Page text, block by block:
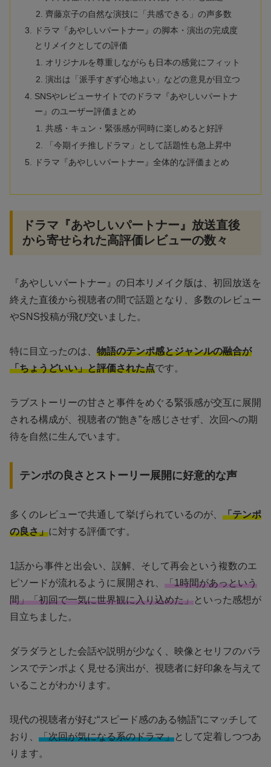
齊藤京子の自然な演技に「共感できる」の声多数
ドラマ『あやしいパートナー』の脚本・演出の完成度
とリメイクとしての評価
オリジナルを尊重しながらも日本の感覚にフィット
演出は「派手すぎず心地よい」などの意見が目立つ
SNSやレビューサイトでのドラマ『あやしいパートナ
ー』のユーザー評価まとめ
共感・キュン・緊張感が同時に楽しめると好評
「今期イチ推しドラマ」として話題性も急上昇中
ドラマ『あやしいパートナー』全体的な評価まとめ
ドラマ『あやしいパートナー』放送直後
から寄せられた高評価レビューの数々
『あやしいパートナー』の日本リメイク版は、初回放送を
終えた直後から視聴者の間で話題となり、多数のレビュー
やSNS投稿が飛び交いました。
特に目立ったのは、 物語のテンポ感とジャンルの融合が
「ちょうどいい」と評価された点です。
ラブストーリーの甘さと事件をめぐる緊張感が交互に展開
される構成が、視聴者の“飽き”を感じさせず、次回への期
待を自然に生んでいます。
テンポの良さとストーリー展開に好意的な声
多くのレビューで共通して挙げられているのが、 「テンポ
の良さ」に対する評価です。
1話から事件と出会い、誤解、そして再会という複数のエ
ピソードが流れるように展開され、 「1時間があっという
間」「初回で一気に世界観に入り込めた」といった感想が
目立ちました。
ダラダラとした会話や説明が少なく、映像とセリフのバラ
ンスでテンポよく見せる演出が、視聴者に好印象を与えて
いることがわかります。
現代の視聴者が好む“スピード感のある物語”にマッチして
おり、 「次回が気になる系のドラマ」として定着しつつあ
ります。